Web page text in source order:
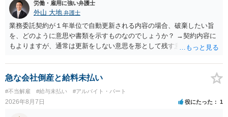
労働・雇用に強い弁護士
外山 大地 弁護士
業務委託契約が１年単位で自動更新される内容の場合、破棄したい旨
を、どのように意思や書類を示すものなのでしょうか？ →契約内容に
もよりますが、通常は更新をしない意思を形として残す意味で、書面
の確保の他に何か企業側にメリットがあるのでしょうか？ →企業側の
メリットは分かりかねますが、ご質問者様が業務を受託する側のお立
場であれば、自動更新で契約が延長されると、企業側は報酬を支払う
義務を負うことになるので（ご質問者様も業務を提供する義務を負
う）、放置をすることは望ましい状態ではないと思料いたします。
急な会社倒産と給料未払い
#不当解雇 #給与未払い #アルバイト・パート
2026年8月7日 役にたった 1